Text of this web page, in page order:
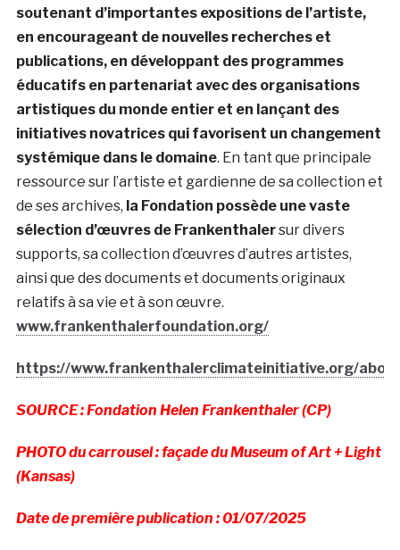
soutenant d’importantes expositions de l’artiste,
en encourageant de nouvelles recherches et
publications, en développant des programmes
éducatifs en partenariat avec des organisations
artistiques du monde entier et en lançant des
initiatives novatrices qui favorisent un changement
systémique dans le domaine. En tant que principale
ressource sur l’artiste et gardienne de sa collection et
de ses archives, la Fondation possède une vaste
sélection d’œuvres de Frankenthalersur divers
supports, sa collection d’œuvres d’autres artistes,
ainsi que des documents et documents originaux
relatifs à sa vie et à son œuvre.
www.frankenthalerfoundation.org/
https://www.frankenthalerclimateinitiative.org/
SOURCE :Fondation Helen Frankenthaler (CP)
PHOTO du carrousel : façade du Museum of Art + Light
(Kansas)
Date de première publication : 01/07/2025